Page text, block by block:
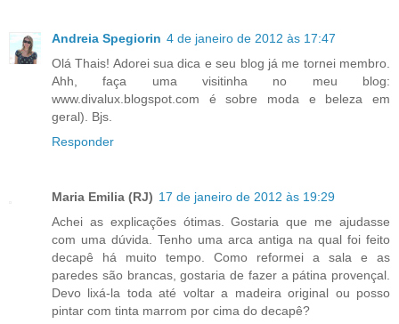
Andreia Spegiorin 4 de janeiro de 2012 às 17:47
Olá Thais! Adorei sua dica e seu blog já me tornei membro.
Ahh, faça uma visitinha no meu blog:
www.divalux.blogspot.com é sobre moda e beleza em
geral). Bjs.
Responder
Maria Emilia (RJ) 17 de janeiro de 2012 às 19:29
Achei as explicações ótimas. Gostaria que me ajudasse
com uma dúvida. Tenho uma arca antiga na qual foi feito
decapê há muito tempo. Como reformei a sala e as
paredes são brancas, gostaria de fazer a pátina provençal.
Devo lixá-la toda até voltar a madeira original ou posso
pintar com tinta marrom por cima do decapê?